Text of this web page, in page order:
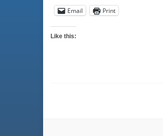
Email Print
Like this: